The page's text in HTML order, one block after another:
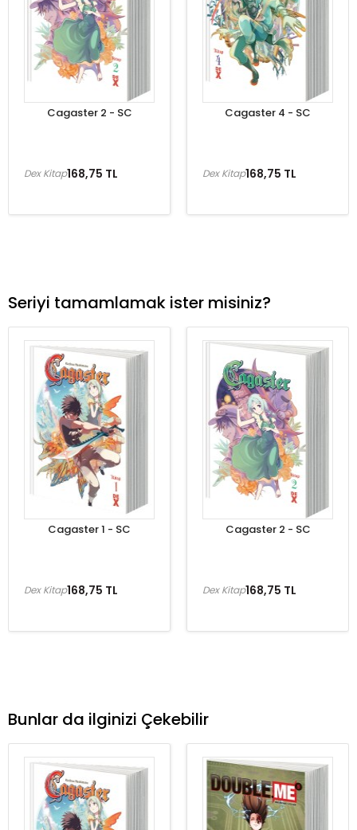
Cagaster 2 - SC
168,75 TL
Dex Kitap
Cagaster 4 - SC
168,75 TL
Dex Kitap
Seriyi tamamlamak ister misiniz?
Cagaster 1 - SC
168,75 TL
Dex Kitap
Cagaster 2 - SC
168,75 TL
Dex Kitap
Bunlar da ilginizi Çekebilir